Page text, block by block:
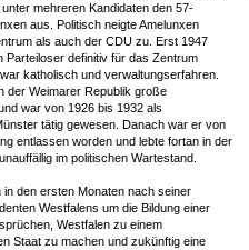
mehreren Kandidaten den 57-
aus. Politisch neigte Amelunxen
als auch der CDU zu. Erst 1947
Parteiloser definitiv für das Zentrum
katholisch und verwaltungserfahren.
der Weimarer Republik große
war von 1926 bis 1932 als
tätig gewesen. Danach war er von
entlassen worden und lebte fortan in der
im politischen Wartestand.
den ersten Monaten nach seiner
Westfalens um die Bildung einer
Westfalen zu einem
Staat zu machen und zukünftig eine